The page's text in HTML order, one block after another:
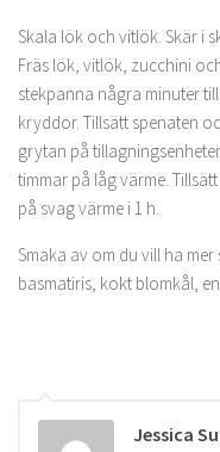
Skala lök och vitlök. Skär i
Fräs lök, vitlök, zucchini
stekpanna några minuter
kryddor. Tillsätt spenaten
grytan på
timmar på låg värme.
på svag värme i 1 h.
Smaka av om du vill ha
basmatiris, kokt blomkål,
Jessica